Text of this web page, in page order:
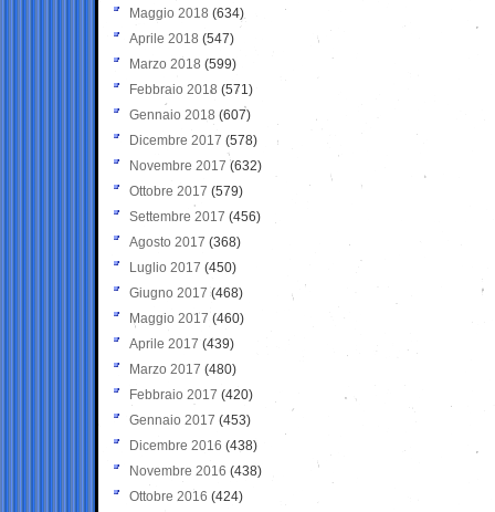
Maggio 2018 (634)
Aprile 2018 (547)
Marzo 2018 (599)
Febbraio 2018 (571)
Gennaio 2018 (607)
Dicembre 2017 (578)
Novembre 2017 (632)
Ottobre 2017 (579)
Settembre 2017 (456)
Agosto 2017 (368)
Luglio 2017 (450)
Giugno 2017 (468)
Maggio 2017 (460)
Aprile 2017 (439)
Marzo 2017 (480)
Febbraio 2017 (420)
Gennaio 2017 (453)
Dicembre 2016 (438)
Novembre 2016 (438)
Ottobre 2016 (424)